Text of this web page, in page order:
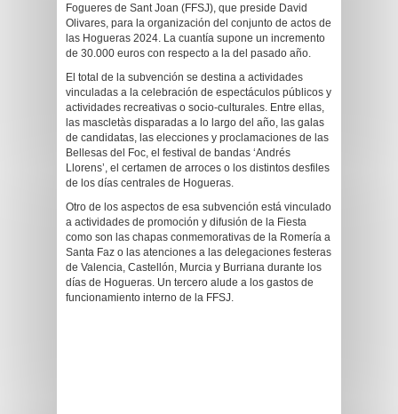
Fogueres de Sant Joan (FFSJ), que preside David
Olivares, para la organización del conjunto de actos de
las Hogueras 2024. La cuantía supone un incremento
de 30.000 euros con respecto a la del pasado año.
El total de la subvención se destina a actividades
vinculadas a la celebración de espectáculos públicos y
actividades recreativas o socio-culturales. Entre ellas,
las mascletàs disparadas a lo largo del año, las galas
de candidatas, las elecciones y proclamaciones de las
Bellesas del Foc, el festival de bandas ‘Andrés
Llorens’, el certamen de arroces o los distintos desfiles
de los días centrales de Hogueras.
Otro de los aspectos de esa subvención está vinculado
a actividades de promoción y difusión de la Fiesta
como son las chapas conmemorativas de la Romería a
Santa Faz o las atenciones a las delegaciones festeras
de Valencia, Castellón, Murcia y Burriana durante los
días de Hogueras. Un tercero alude a los gastos de
funcionamiento interno de la FFSJ.